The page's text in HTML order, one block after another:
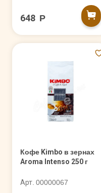
648 Р
Кофе Kimbo в зернах
Aroma Intenso 250 г
Арт. 00000067